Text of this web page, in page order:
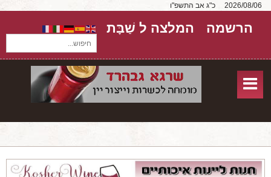
כ"ג אב התשפ"ו
חיפוש...
הרשמה המלצה ל שַׁבָּת
אודות
שירותים